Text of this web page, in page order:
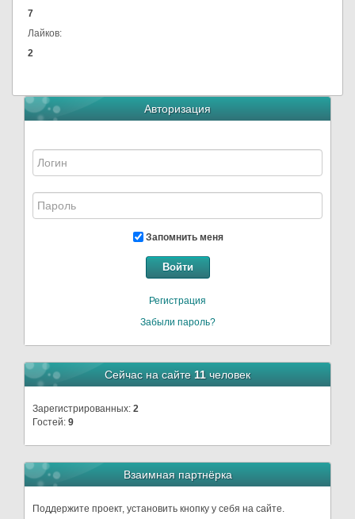
7
Лайков:
2
Авторизация
Запомнить меня
Войти
Регистрация
Забыли пароль?
Сейчас на сайте 11 человек
Зарегистрированных: 2
Гостей: 9
Взаимная партнёрка
Поддержите проект, установить кнопку у себя на сайте.